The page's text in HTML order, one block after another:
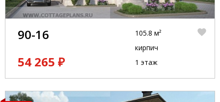
90-16
54 265 ₽
105.8 м²
кирпич
1 этаж